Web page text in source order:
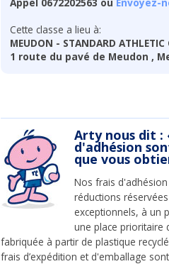
Cette classe a lieu à:
MEUDON - STANDARD ATHLETIC
1 route du pavé de Meudon ,
Arty nous dit :
d'adhésion
que vous
Nos frais
réductions
exceptionnels, à un
une place prioritaire
fabriquée à partir de plastique
frais d’expédition et d'emballage